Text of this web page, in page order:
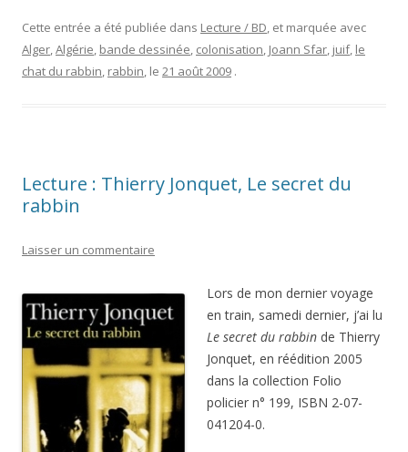
Cette entrée a été publiée dans Lecture / BD, et marquée avec
Alger,Algérie, bande dessinée, colonisation, Joann Sfar, juif, le
chat du rabbin, rabbin, le 21 août 2009 .
Lecture : Thierry Jonquet, Le secret du
rabbin
Laisser un commentaire
Lors de mon dernier voyage
en train, samedi dernier, j’ai lu
Le secret du rabbin de Thierry
Jonquet, en réédition 2005
dans la collection Folio
policier n° 199, ISBN 2-07-
041204-0.